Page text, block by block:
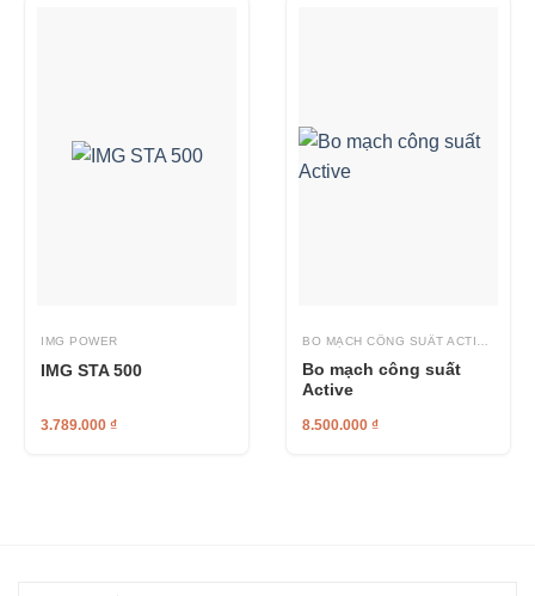
IMG POWER
IMG STA 500
3.789.000 ₫
Bo mạch công suất
Active
8.500.000 ₫